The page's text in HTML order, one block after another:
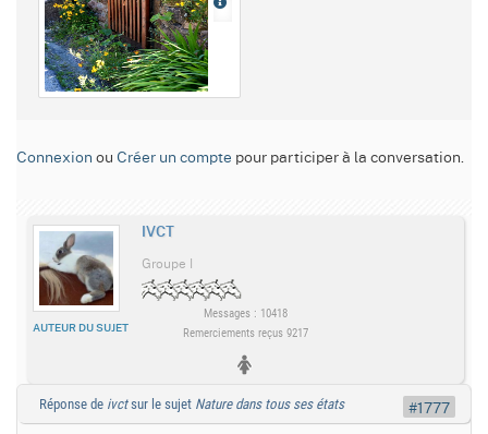
Connexion ou Créer un compte pour participer à la conversation.
IVCT
AUTEUR DU SUJET
Groupe I
Messages : 10418
Remerciements reçus 9217
Réponse de ivctsur le sujet Nature dans tous ses états #1777